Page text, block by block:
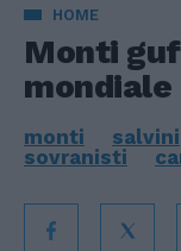
HOME
Monti
mondiale
monti salvini
sovranisti